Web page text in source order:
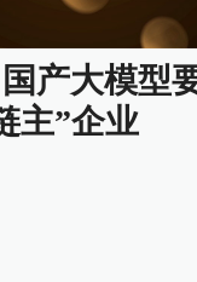
产大模型
主”企业